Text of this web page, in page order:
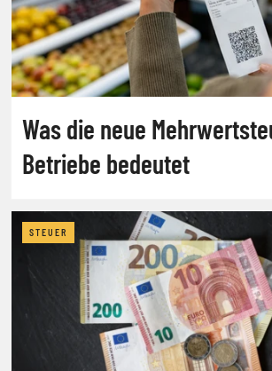
Was die neue
Betriebe bedeutet
STEUER